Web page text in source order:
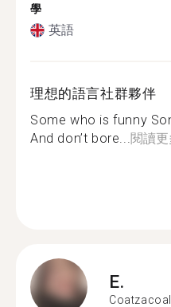
學
英語
理想的語言社群夥伴
Some who is funny
And don’t bore...閱讀更
E.